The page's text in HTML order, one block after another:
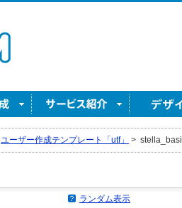
ユーザー作成テンプレート「utf」 >
ランダム表示